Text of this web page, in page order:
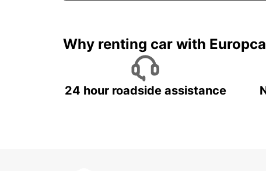
Why renting car with
24 hour roadside assistance